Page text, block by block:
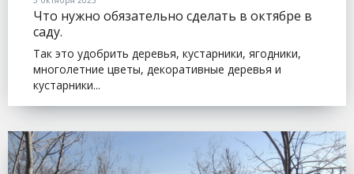
Что нужно обязательно сделать в октябре в
саду.
Так это удобрить деревья, кустарники, ягодники,
многолетние цветы, декоративные деревья и
кустарники...